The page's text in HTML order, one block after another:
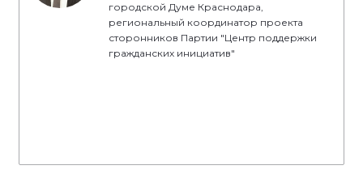
городской Думе Краснодара,
региональный координатор проекта
сторонников Партии "Центр поддержки
гражданских инициатив"